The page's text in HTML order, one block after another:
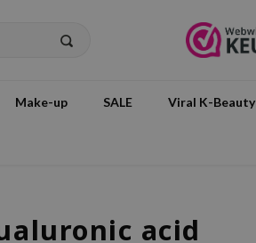
Make-up SALE Viral K-Beauty
acid